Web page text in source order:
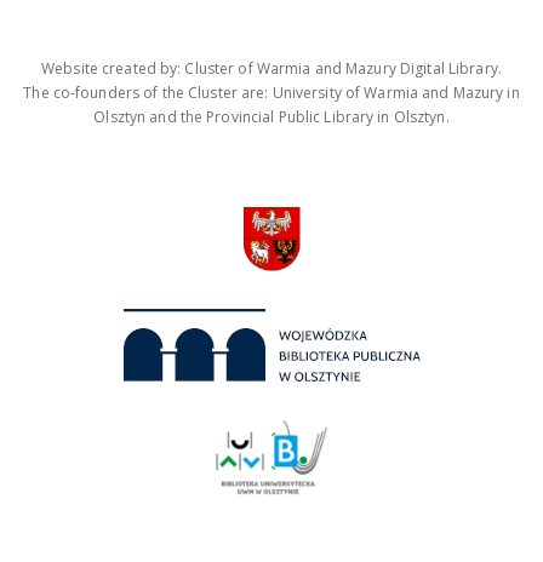
Website created by: Cluster of Warmia and Mazury Digital Library.
The co-founders of the Cluster are: University of Warmia and Mazury in
Olsztyn and the Provincial Public Library in Olsztyn.